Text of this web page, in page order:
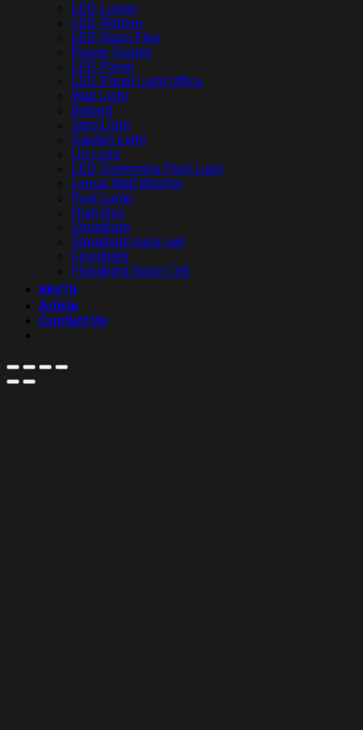
LED Linear
LED Ribbon
LED Neon Flex
Power Supply
LED Panel
LED Panel Light Office
Wall Light
Bollard
Step Light
Garden Light
Up Light
LED Swimming Pool Light
Linear Wall Washer
Post Lamp
High Bay
Streetlight
Streetlight solar cell
Floodlight
Floodlight Solar Cell
ผลงาน
Article
Contact Us